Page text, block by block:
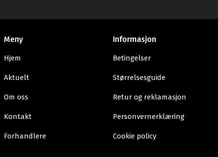
Meny
Hjem
Aktuelt
Om oss
Kontakt
Forhandlere
Informasjon
Betingelser
Størrelsesguide
Retur og reklamasjon
Personvernerklæring
Cookie policy